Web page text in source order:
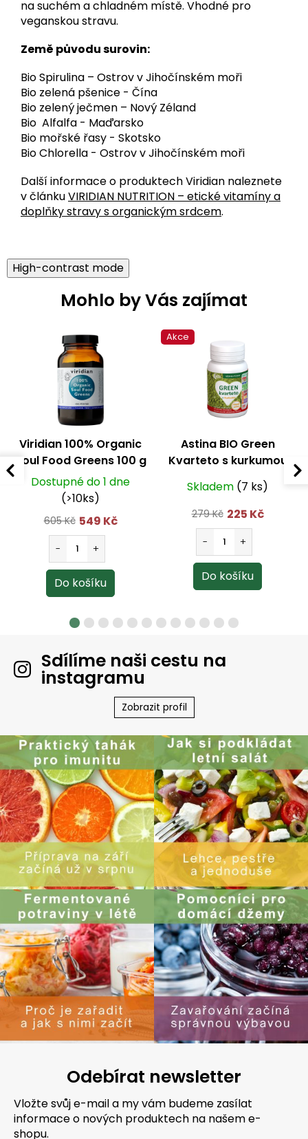
na suchém a chladném místě. Vhodné pro
veganskou stravu.
Země původu surovin:
Bio Spirulina – Ostrov v Jihočínském moři
Bio zelená pšenice - Čína
Bio zelený ječmen – Nový Zéland
Bio Alfalfa - Maďarsko
Bio mořské řasy - Skotsko
Bio Chlorella - Ostrov v Jihočínském moři
Další informace o produktech Viridian naleznete
v článkuVIRIDIAN NUTRITION – etické vitamíny a
doplňky stravy s organickým srdcem.
High-contrast mode
Mohlo by Vás zajímat
Viridian 100% Organic
Soul Food Greens 100 g
Dostupné do 1 dne
(>10ks)
605 Kč 549 Kč
Akce
Astina BIO Green
Kvarteto s kurkumou
180 tbl.
Skladem (7 ks)
279 Kč 225 Kč
Sdílíme naši cestu na
instagramu
Zobrazit profil
Odebírat newsletter
Vložte svůj e-mail a my vám budeme zasílat
informace o nových produktech na našem e-
shopu.